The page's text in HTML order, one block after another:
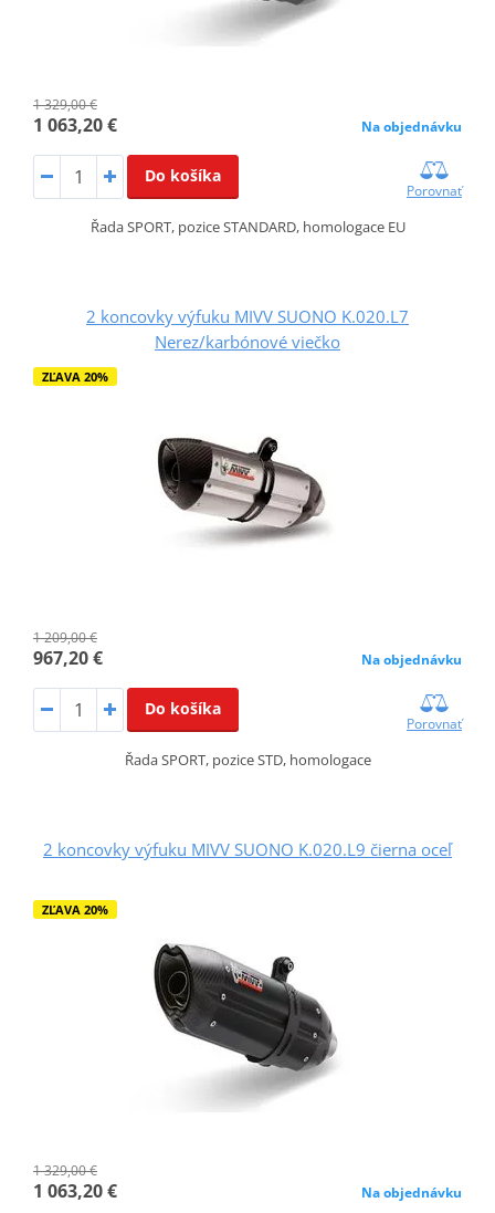
1 329,00 €
1 063,20 € Na objednávku
Do košíka
Porovnať
Řada SPORT, pozice STANDARD, homologace EU
2 koncovky výfuku MIVV SUONO K.020.L7
Nerez/karbónové viečko
ZĽAVA 20%
1 209,00 €
967,20 € Na objednávku
Do košíka
Porovnať
Řada SPORT, pozice STD, homologace
2 koncovky výfuku MIVV SUONO K.020.L9 čierna oceľ
ZĽAVA 20%
1 329,00 €
1 063,20 € Na objednávku